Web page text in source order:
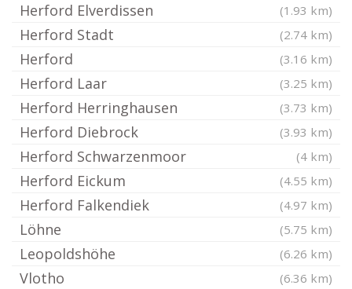
Herford Elverdissen (1.93 km)
Herford Stadt (2.74 km)
Herford (3.16 km)
Herford Laar (3.25 km)
Herford Herringhausen (3.73 km)
Herford Diebrock (3.93 km)
Herford Schwarzenmoor (4 km)
Herford Eickum (4.55 km)
Herford Falkendiek (4.97 km)
Löhne (5.75 km)
Leopoldshöhe (6.26 km)
Vlotho (6.36 km)